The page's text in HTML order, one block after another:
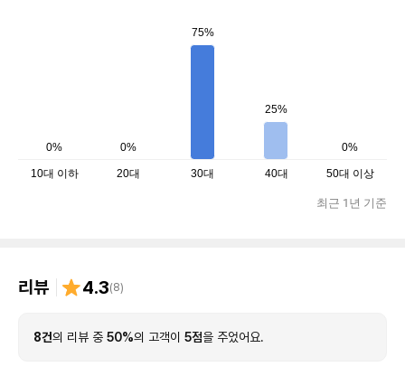
0% 0%
75%
25%
0%
10대 이하 20대 30대 40대 50대 이상
최근 1년 기준
리뷰 4.3(8)
8건의 리뷰 중 50%의 고객이 5점을 주었어요.